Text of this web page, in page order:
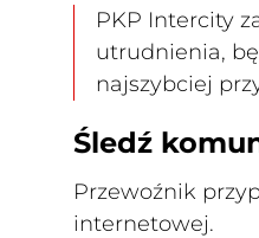
PKP Intercity
utrudnienia,
najszybciej
Śledź
Przewoźnik
internetowej.